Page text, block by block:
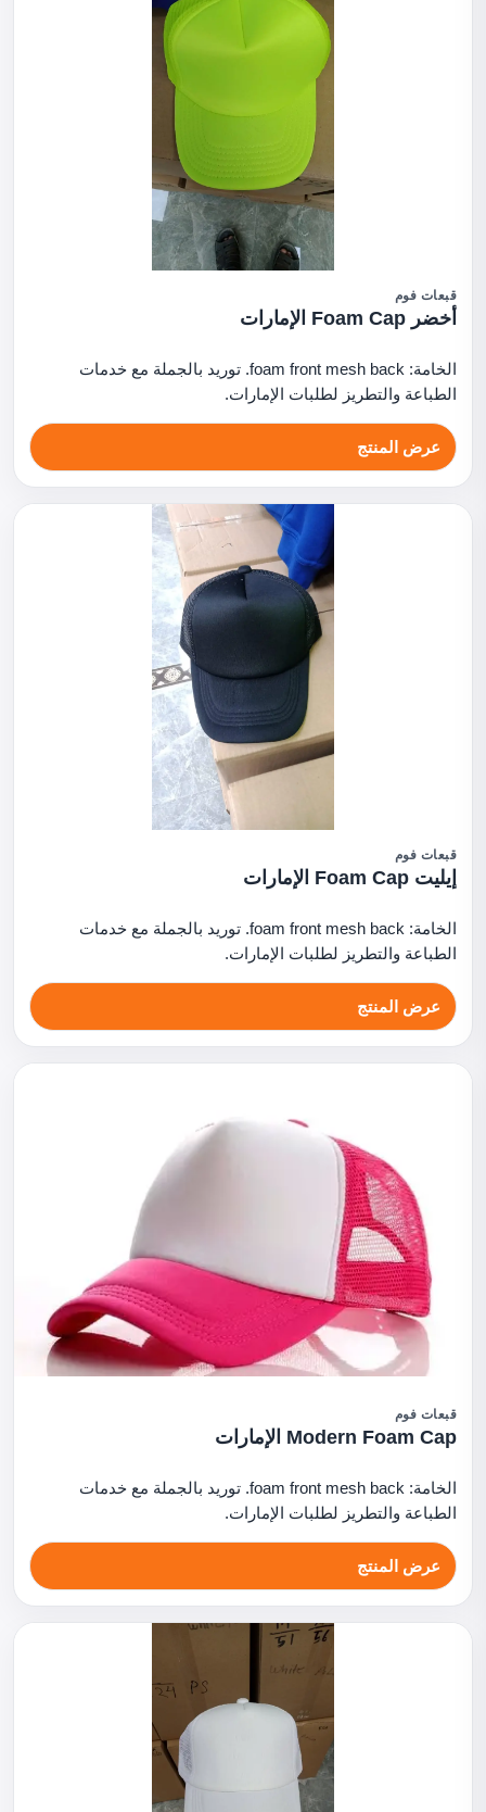
قبعات فوم
أخضر Foam Cap الإمارات
الخامة: foam front mesh back. توريد بالجملة مع خدمات
الطباعة والتطريز لطلبات الإمارات.
عرض المنتج
قبعات فوم
إيليت Foam Cap الإمارات
الخامة: foam front mesh back. توريد بالجملة مع خدمات
الطباعة والتطريز لطلبات الإمارات.
عرض المنتج
قبعات فوم
Modern Foam Cap الإمارات
الخامة: foam front mesh back. توريد بالجملة مع خدمات
الطباعة والتطريز لطلبات الإمارات.
عرض المنتج